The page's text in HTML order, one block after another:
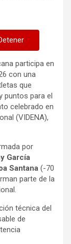
participa en
con una
que
puntos para el
celebrado en
(VIDENA),
por
García
Santana (-70
parte de la
técnica del
de